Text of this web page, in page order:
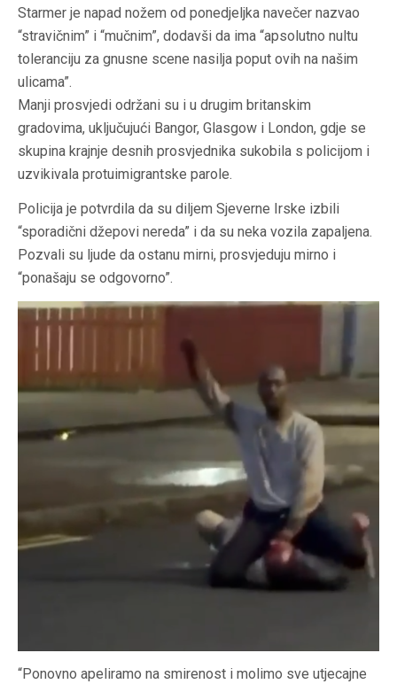
Starmer je napad nožem od ponedjeljka navečer nazvao
“stravičnim” i “mučnim”, dodavši da ima “apsolutno nultu
toleranciju za gnusne scene nasilja poput ovih na našim
ulicama”.
Manji prosvjedi održani su i u drugim britanskim
gradovima, uključujući Bangor, Glasgow i London, gdje se
skupina krajnje desnih prosvjednika sukobila s policijom i
uzvikivala protuimigrantske parole.
Policija je potvrdila da su diljem Sjeverne Irske izbili
“sporadični džepovi nereda” i da su neka vozila zapaljena.
Pozvali su ljude da ostanu mirni, prosvjeduju mirno i
“ponašaju se odgovorno”.
“Ponovno apeliramo na smirenost i molimo sve utjecajne